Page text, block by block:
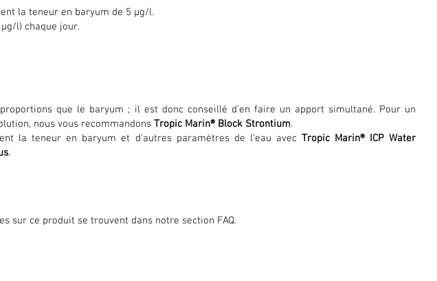
la teneur en baryum de 5 μg/l.
l) chaque jour.
que le baryum ; il est donc conseillé d’en faire un apport simultané. Pour un
nous vous recommandons Tropic Marin® Block Strontium.
la teneur en baryum et d’autres paramètres de l’eau avec Tropic Marin® ICP Water
.
sur ce produit se trouvent dans notre section FAQ.